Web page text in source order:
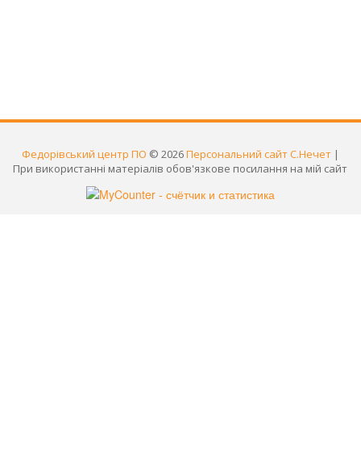
Федорівський центр ПО © 2026Персональний сайт С.Нечет |
При використанні матеріалів обов'язкове посилання на мій сайт